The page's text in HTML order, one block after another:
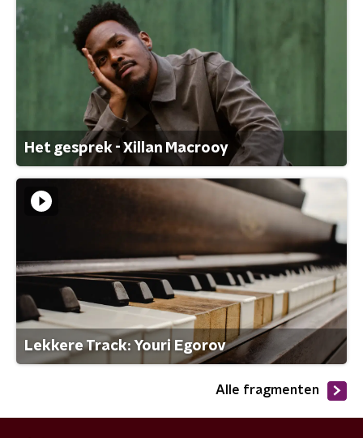
Het gesprek - Xillan Macrooy
Lekkere Track: Youri Egorov
Alle fragmenten